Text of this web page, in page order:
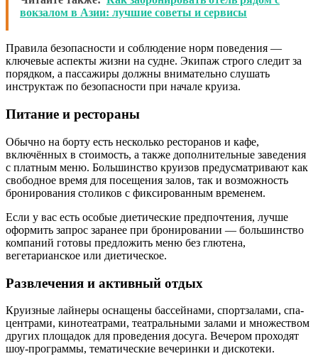
вокзалом в Азии: лучшие советы и сервисы
Правила безопасности и соблюдение норм поведения —
ключевые аспекты жизни на судне. Экипаж строго следит за
порядком, а пассажиры должны внимательно слушать
инструктаж по безопасности при начале круиза.
Питание и рестораны
Обычно на борту есть несколько ресторанов и кафе,
включённых в стоимость, а также дополнительные заведения
с платным меню. Большинство круизов предусматривают как
свободное время для посещения залов, так и возможность
бронирования столиков с фиксированным временем.
Если у вас есть особые диетические предпочтения, лучше
оформить запрос заранее при бронировании — большинство
компаний готовы предложить меню без глютена,
вегетарианское или диетическое.
Развлечения и активный отдых
Круизные лайнеры оснащены бассейнами, спортзалами, спа-
центрами, кинотеатрами, театральными залами и множеством
других площадок для проведения досуга. Вечером проходят
шоу-программы, тематические вечеринки и дискотеки.